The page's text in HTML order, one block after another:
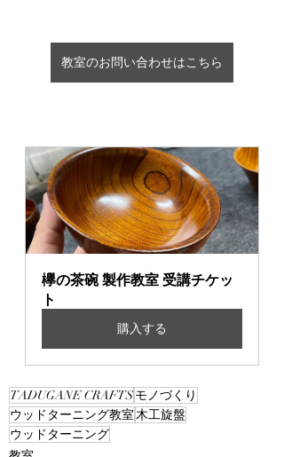
教室のお問い合わせはこちら
欅の茶碗 製作教室 受講チケッ
ト
購入する
TADUGANE CRAFTSモノづくり
ウッドターニング教室木工旋盤
ウッドターニング